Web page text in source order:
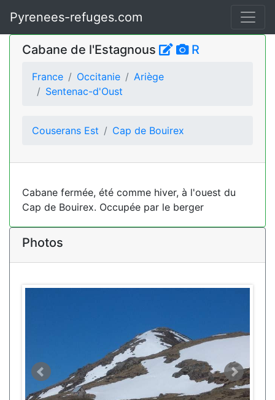
Pyrenees-refuges.com
Cabane de l'Estagnous R
France Occitanie
Ariège
Sentenac-d'Oust
Couserans Est Cap de Bouirex
Cabane fermée, été comme hiver, à l'ouest du
Cap de Bouirex. Occupée par le berger
Photos